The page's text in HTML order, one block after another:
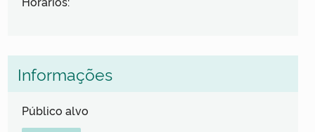
Informações
Público alvo